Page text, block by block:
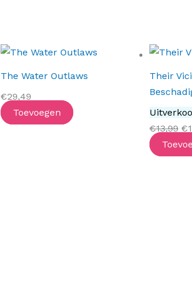
The Water Outlaws
€29,49
Toevoegen
Their
€13,99 €